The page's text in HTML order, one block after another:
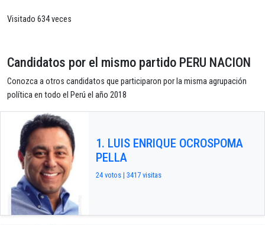
Visitado 634 veces
Candidatos por el mismo partido PERU NACION
Conozca a otros candidatos que participaron por la misma agrupación
política en todo el Perú el año 2018
1. LUIS ENRIQUE OCROSPOMA
PELLA
24 votos | 3417 visitas